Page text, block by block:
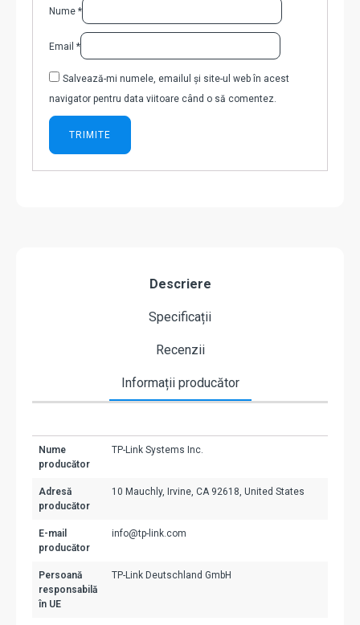
Nume *
Email *
Salvează-mi numele, emailul și site-ul web în acest
navigator pentru data viitoare când o să comentez.
Descriere
Specificații
Recenzii
Informații producător
Nume
producător
TP-Link Systems Inc.
Adresă
producător
10 Mauchly, Irvine, CA 92618, United States
E-mail
producător
info@tp-link.com
Persoană
responsabilă
în UE
TP-Link Deutschland GmbH